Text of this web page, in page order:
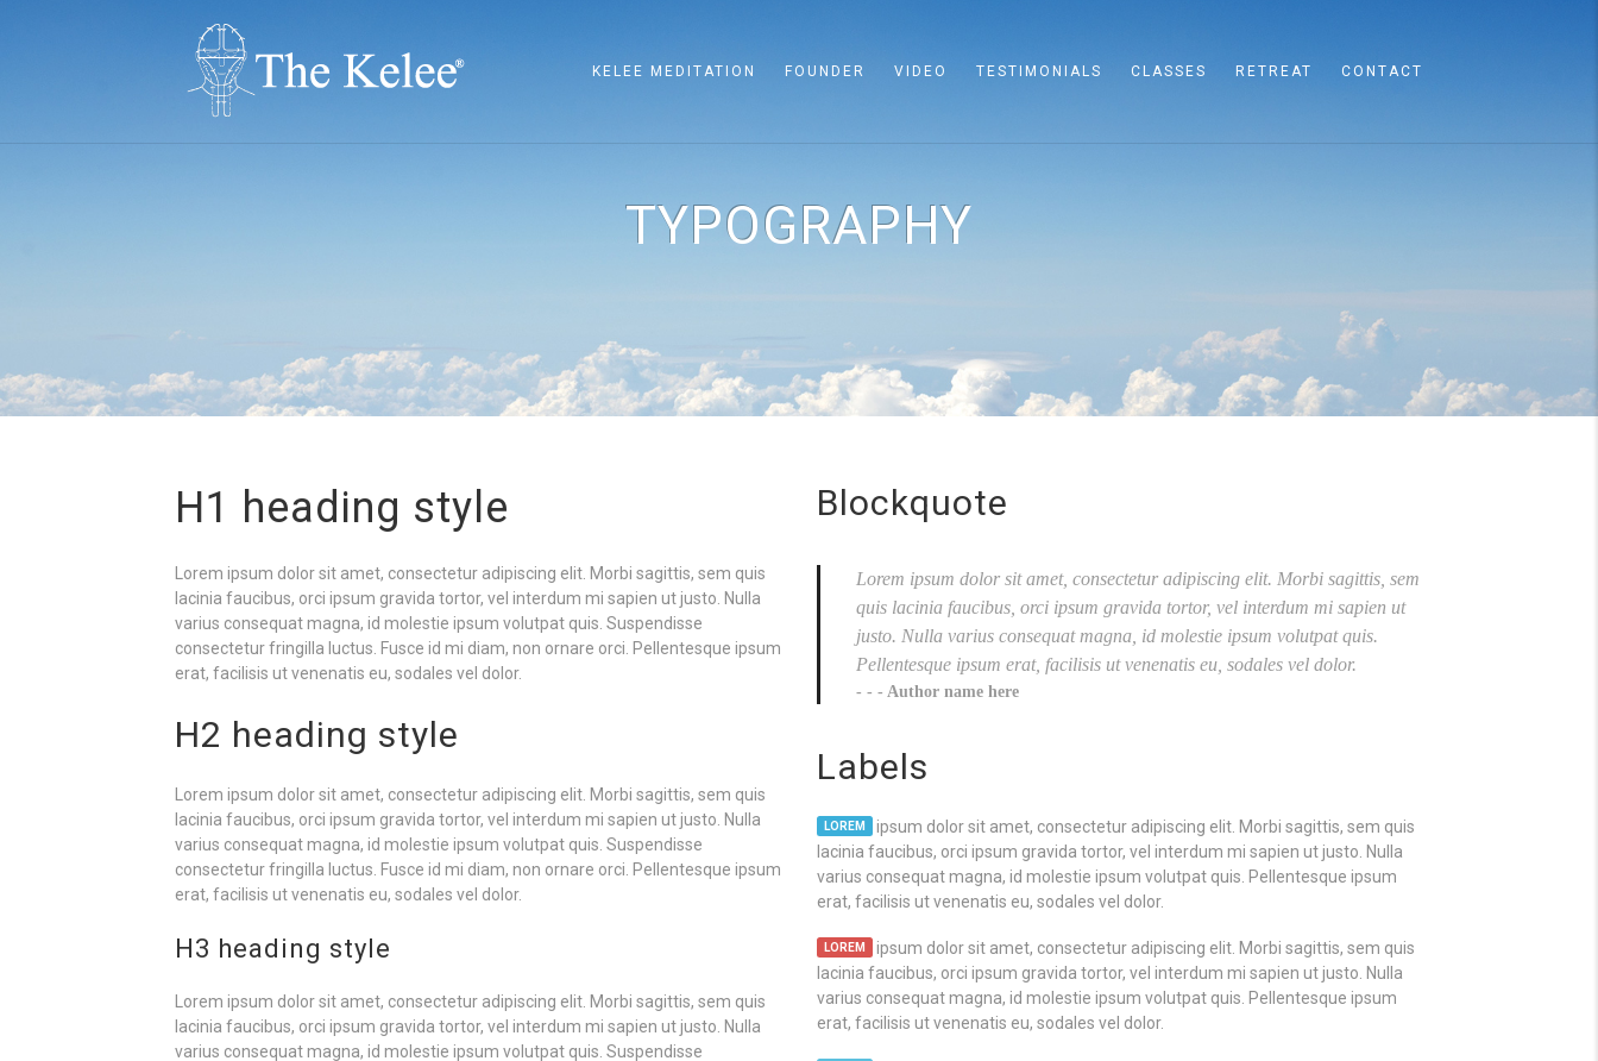
KELEE MEDITATION FOUNDER VIDEO TESTIMONIALS CLASSES RETREAT CONTACT
TYPOGRAPHY
H1 heading style
Lorem ipsum dolor sit amet, consectetur adipiscing elit. Morbi sagittis, sem quis
lacinia faucibus, orci ipsum gravida tortor, vel interdum mi sapien ut justo. Nulla
varius consequat magna, id molestie ipsum volutpat quis. Suspendisse
consectetur fringilla luctus. Fusce id mi diam, non ornare orci. Pellentesque ipsum
erat, facilisis ut venenatis eu, sodales vel dolor.
H2 heading style
Lorem ipsum dolor sit amet, consectetur adipiscing elit. Morbi sagittis, sem quis
lacinia faucibus, orci ipsum gravida tortor, vel interdum mi sapien ut justo. Nulla
varius consequat magna, id molestie ipsum volutpat quis. Suspendisse
consectetur fringilla luctus. Fusce id mi diam, non ornare orci. Pellentesque ipsum
erat, facilisis ut venenatis eu, sodales vel dolor.
H3 heading style
Lorem ipsum dolor sit amet, consectetur adipiscing elit. Morbi sagittis, sem quis
lacinia faucibus, orci ipsum gravida tortor, vel interdum mi sapien ut justo. Nulla
varius consequat magna, id molestie ipsum volutpat quis. Suspendisse
Blockquote
Lorem ipsum dolor sit amet, consectetur adipiscing elit. Morbi sagittis, sem
quis lacinia faucibus, orci ipsum gravida tortor, vel interdum mi sapien ut
justo. Nulla varius consequat magna, id molestie ipsum volutpat quis.
Pellentesque ipsum erat, facilisis ut venenatis eu, sodales vel dolor.
- - Author name here
Labels
LOREM
ipsum dolor sit amet, consectetur adipiscing elit. Morbi sagittis, sem quis
lacinia faucibus, orci ipsum gravida tortor, vel interdum mi sapien ut justo. Nulla
varius consequat magna, id molestie ipsum volutpat quis. Pellentesque ipsum
erat, facilisis ut venenatis eu, sodales vel dolor.
LOREM
ipsum dolor sit amet, consectetur adipiscing elit. Morbi sagittis, sem quis
lacinia faucibus, orci ipsum gravida tortor, vel interdum mi sapien ut justo. Nulla
varius consequat magna, id molestie ipsum volutpat quis. Pellentesque ipsum
erat, facilisis ut venenatis eu, sodales vel dolor.